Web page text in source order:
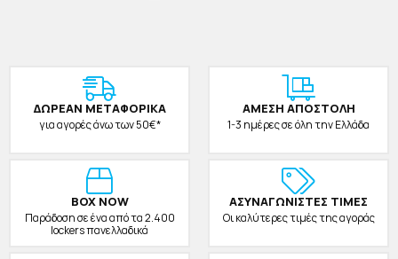
ΔΩΡΕAΝ ΜΕΤΑΦΟΡΙΚΑ
για αγορές άνω των 50€*
ΑΜΕΣΗ ΑΠΟΣΤΟΛΗ
1-3 ημέρες σε όλη την Ελλάδα
BOX NOW
Παράδοση σε ένα από τα 2.400
lockers πανελλαδικά
ΑΣΥΝΑΓΩΝΙΣΤΕΣ ΤΙΜΕΣ
Οι καλύτερες τιμές της αγοράς